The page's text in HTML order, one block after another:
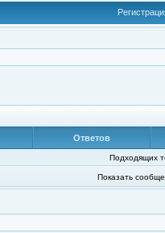
Ответов
Подходящих
Показать